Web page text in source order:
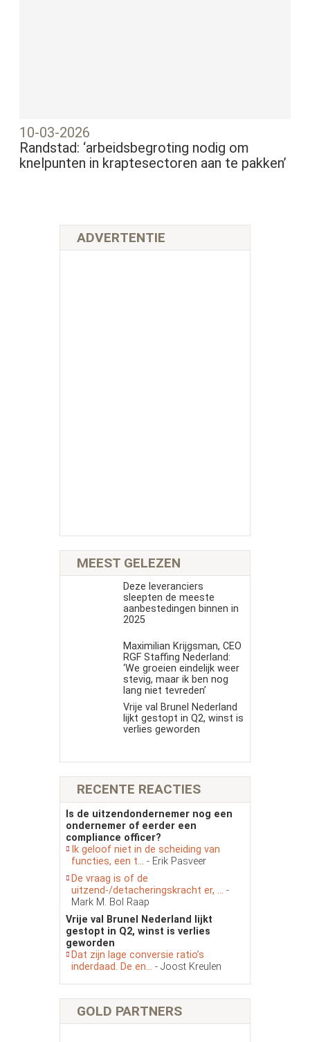
10-03-2026
Randstad: ‘arbeidsbegroting nodig om
knelpunten in kraptesectoren aan te pakken’
ADVERTENTIE
MEEST GELEZEN
Deze leveranciers
sleepten de meeste
aanbestedingen binnen in
2025
Maximilian Krijgsman, CEO
RGF Staffing Nederland:
‘We groeien eindelijk weer
stevig, maar ik ben nog
lang niet tevreden’
Vrije val Brunel Nederland
lijkt gestopt in Q2, winst is
verlies geworden
RECENTE REACTIES
Is de uitzendondernemer nog een
ondernemer of eerder een
compliance officer?
Ik geloof niet in de scheiding van
functies, een t... - Erik Pasveer
De vraag is of de
uitzend-/detacheringskracht er, ... -
Mark M. Bol Raap
Vrije val Brunel Nederland lijkt
gestopt in Q2, winst is verlies
geworden
Dat zijn lage conversie ratio’s
inderdaad. De en... - Joost Kreulen
GOLD PARTNERS